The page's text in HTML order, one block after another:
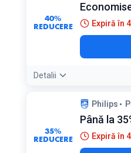
40%
REDUCERE Expiră în
Detalii
35%
REDUCERE
Philips
Până la
Expiră în